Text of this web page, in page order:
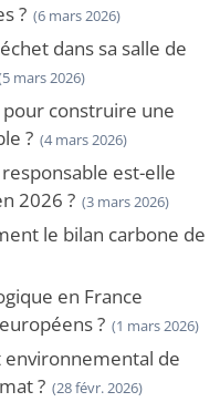
? (6 mars 2026)
dans sa salle de
mars 2026)
construire une
? (4 mars 2026)
est-elle
2026 ? (3 mars 2026)
le bilan carbone de
en France
? (1 mars 2026)
de
? (28 févr. 2026)